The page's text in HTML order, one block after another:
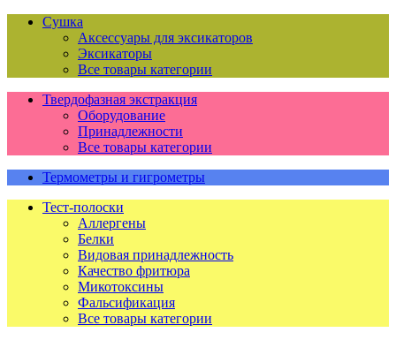
Сушка
Аксессуары для эксикаторов
Эксикаторы
Все товары категории
Твердофазная экстракция
Оборудование
Принадлежности
Все товары категории
Термометры и гигрометры
Тест-полоски
Аллергены
Белки
Видовая принадлежность
Качество фритюра
Микотоксины
Фальсификация
Все товары категории